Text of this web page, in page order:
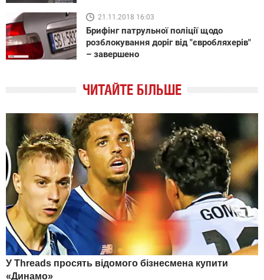
21.11.2018 16:03
Брифінг патрульної поліції щодо
розблокування доріг від "євробляхерів"
– завершено
ЧИТАЙТЕ БІЛЬШЕ